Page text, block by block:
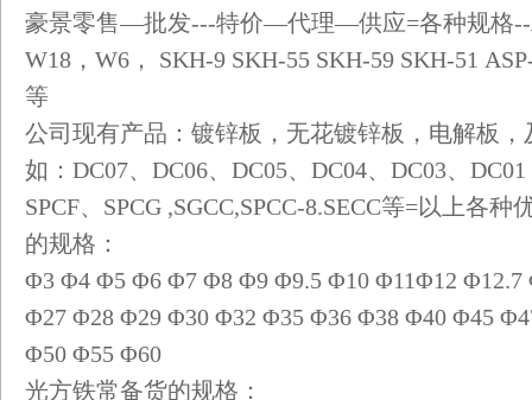
豪景零售—批发---特价—代理—供应=各种规格--
W18，W6， SKH-9 SKH-55 SKH-59 SKH-51
等
公司现有产品：镀锌板，无花镀锌板，电解板
如：DC07、DC06、DC05、DC04、DC03、DC01
SPCF、SPCG ,SGCC,SPCC-8.SECC等=以上各
的规格：
Φ3 Φ4 Φ5 Φ6 Φ7 Φ8 Φ9 Φ9.5 Φ10 Φ11Φ12
Φ27 Φ28 Φ29 Φ30 Φ32 Φ35 Φ36 Φ38 Φ40 Φ45
Φ50 Φ55 Φ60
光方铁常备货的规格：